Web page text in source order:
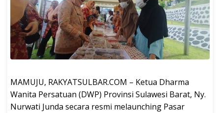
MAMUJU, RAKYATSULBAR.COM – Ketua Dharma
Wanita Persatuan (DWP) Provinsi Sulawesi Barat, Ny.
Nurwati Junda secara resmi melaunching Pasar